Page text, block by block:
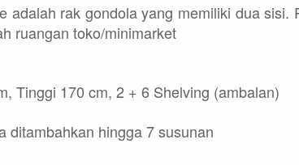
adalah rak gondola yang memiliki dua sisi.
ruangan toko/minimarket
Tinggi 170 cm, 2 + 6 Shelving (ambalan)
ditambahkan hingga 7 susunan